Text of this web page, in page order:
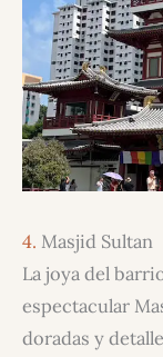
4. Masjid Sultan
La joya del
espectacular
doradas y